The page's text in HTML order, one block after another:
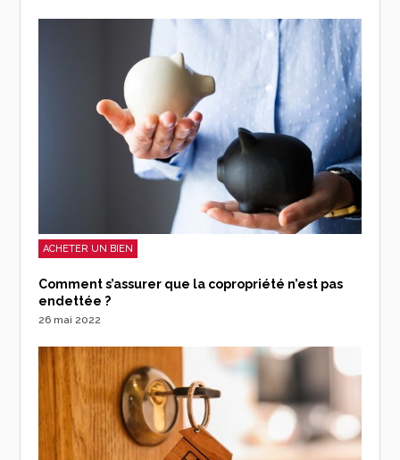
ACHETER UN BIEN
Comment s’assurer que la copropriété n’est pas
endettée ?
26 mai 2022